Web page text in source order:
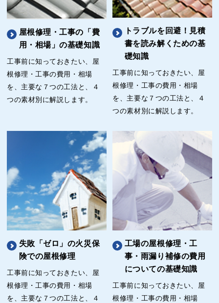
屋根修理・工事の「費
用・相場」の基礎知識
工事前に知っておきたい、屋
根修理・工事の費用・相場
を、主要な７つの工法と、４
つの素材別に解説します。
トラブルを回避！見積
書を読み解くための基
礎知識
工事前に知っておきたい、屋
根修理・工事の費用・相場
を、主要な７つの工法と、４
つの素材別に解説します。
失敗「ゼロ」の火災保
険での屋根修理
工事前に知っておきたい、屋
根修理・工事の費用・相場
を、主要な７つの工法と、４
工場の屋根修理・工
事・雨漏り補修の費用
についての基礎知識
工事前に知っておきたい、屋
根修理・工事の費用・相場